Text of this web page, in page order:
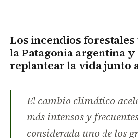
Los incendios
la Patagonia argentina
replantear la vida junto
El cambio climático
más intensos y
considerada uno de los